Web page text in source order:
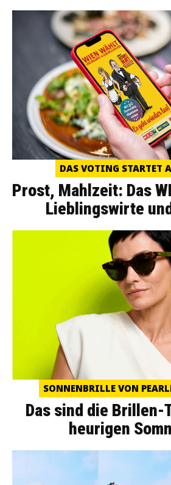
DAS VOTING STARTET
Prost, Mahlzeit: Das
Lieblingswirte
SONNENBRILLE VON
Das sind die Brillen-
heurigen